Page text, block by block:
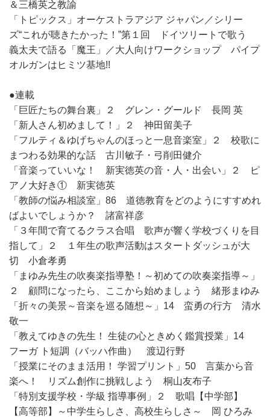
＆三橋英之教諭
「トピックス」オーケストラアジア ジャパン／シリー
ズ“これが聴きたかった！”第１回 ドイツリートで歌う
義太夫で語る「魔王」／大人向けワークショップ パイプ
オルガンはヒミツ基地!!
●連載
「巨匠たちの舞台裏」２ グレン・グールド 長岡 英
「新人さん初めまして！」２ 神田留美子
「フルティ＆ゆげちゃんのほっと一息音楽室」２ 校歌に
まつわる効果的な話 古川敏子・弓削田健介
「音楽っていいな！ 新実徳英の音・人・出会い」２ ピ
アノ大好き① 新実徳英
「教師の悩み相談室」86 道徳教育をどのようにすすめれ
ばよいでしょうか？ 諸富祥彦
「３年間で育てるクラス合唱 歌声が響く学校づくりを目
指して」２ １年生の歌声活動はスタートダッシュが大
切 小倉孝勇
「まゆみ先生の吹奏楽指導塾！～初めての吹奏楽指導～」
２ 顧問になったら、ここから始めましょう 緒形まゆみ
「折々の美景～音楽を巡る随想～」14 蛮勇の行方 清水
敬一
「教えてゆきの先生！ 生徒の心ときめく鑑賞授業」14
フーガ ト短調（バッハ作曲） 渡辺行野
「授業にそのまま活用！ 学習プリント」50 言葉から音
楽へ！ リズム創作に挑戦しよう 桐山友布子
「特別支援学校・学級 指導事例」２ 歌唱【中学部】
【高等部】～中学生らしさ、高校生らしさ～ 岡 ひろみ